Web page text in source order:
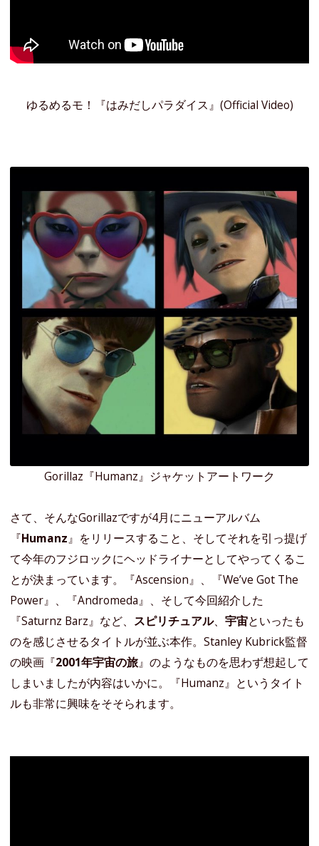
ゆるめるモ！『はみだしパラダイス』(Official Video)
Gorillaz『Humanz』ジャケットアートワーク
さて、そんなGorillazですが4月にニューアルバム
『Humanz』をリリースすること、そしてそれを引っ提げ
て今年のフジロックにヘッドライナーとしてやってくるこ
とが決まっています。『Ascension』、『We’ve Got The
Power』、『Andromeda』、そして今回紹介した
『Saturnz Barz』など、 スピリチュアル、 宇宙といったも
のを感じさせるタイトルが並ぶ本作。Stanley Kubrick監督
の映画『2001年宇宙の旅』のようなものを思わず想起して
しまいましたが内容はいかに。『Humanz』というタイト
ルも非常に興味をそそられます。